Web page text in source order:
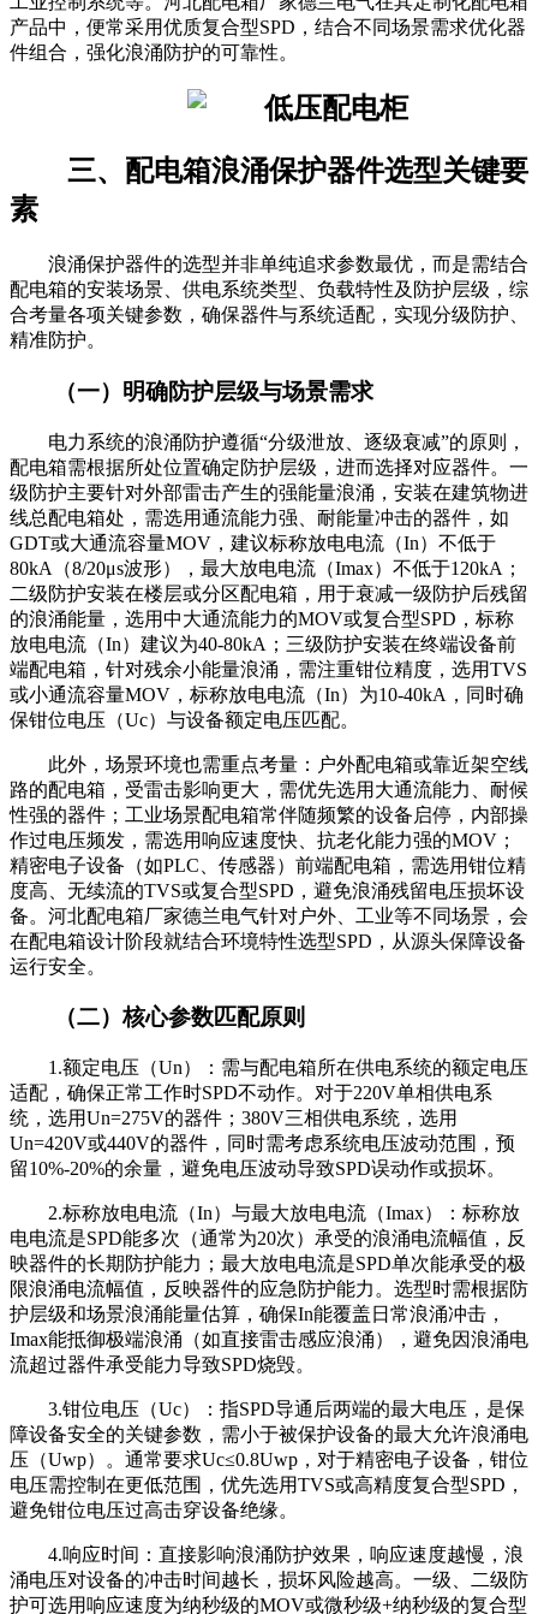
产品中，便常采用优质复合型SPD，结合不同场景需求优化器
件组合，强化浪涌防护的可靠性。
三、配电箱浪涌保护器件选型关键要
素
浪涌保护器件的选型并非单纯追求参数最优，而是需结合
配电箱的安装场景、供电系统类型、负载特性及防护层级，综
合考量各项关键参数，确保器件与系统适配，实现分级防护、
精准防护。
（一）明确防护层级与场景需求
电力系统的浪涌防护遵循“分级泄放、逐级衰减”的原则，
配电箱需根据所处位置确定防护层级，进而选择对应器件。一
级防护主要针对外部雷击产生的强能量浪涌，安装在建筑物进
线总配电箱处，需选用通流能力强、耐能量冲击的器件，如
GDT或大通流容量MOV，建议标称放电电流（In）不低于
80kA（8/20μs波形），最大放电电流（Imax）不低于120kA；
二级防护安装在楼层或分区配电箱，用于衰减一级防护后残留
的浪涌能量，选用中大通流能力的MOV或复合型SPD，标称
放电电流（In）建议为40-80kA；三级防护安装在终端设备前
端配电箱，针对残余小能量浪涌，需注重钳位精度，选用TVS
或小通流容量MOV，标称放电电流（In）为10-40kA，同时确
保钳位电压（Uc）与设备额定电压匹配。
此外，场景环境也需重点考量：户外配电箱或靠近架空线
路的配电箱，受雷击影响更大，需优先选用大通流能力、耐候
性强的器件；工业场景配电箱常伴随频繁的设备启停，内部操
作过电压频发，需选用响应速度快、抗老化能力强的MOV；
精密电子设备（如PLC、传感器）前端配电箱，需选用钳位精
度高、无续流的TVS或复合型SPD，避免浪涌残留电压损坏设
备。河北配电箱厂家德兰电气针对户外、工业等不同场景，会
在配电箱设计阶段就结合环境特性选型SPD，从源头保障设备
运行安全。
（二）核心参数匹配原则
1.额定电压（Un）：需与配电箱所在供电系统的额定电压
适配，确保正常工作时SPD不动作。对于220V单相供电系
统，选用Un=275V的器件；380V三相供电系统，选用
Un=420V或440V的器件，同时需考虑系统电压波动范围，预
留10%-20%的余量，避免电压波动导致SPD误动作或损坏。
2.标称放电电流（In）与最大放电电流（Imax）：标称放
电电流是SPD能多次（通常为20次）承受的浪涌电流幅值，反
映器件的长期防护能力；最大放电电流是SPD单次能承受的极
限浪涌电流幅值，反映器件的应急防护能力。选型时需根据防
护层级和场景浪涌能量估算，确保In能覆盖日常浪涌冲击，
Imax能抵御极端浪涌（如直接雷击感应浪涌），避免因浪涌电
流超过器件承受能力导致SPD烧毁。
3.钳位电压（Uc）：指SPD导通后两端的最大电压，是保
障设备安全的关键参数，需小于被保护设备的最大允许浪涌电
压（Uwp）。通常要求Uc≤0.8Uwp，对于精密电子设备，钳位
电压需控制在更低范围，优先选用TVS或高精度复合型SPD，
避免钳位电压过高击穿设备绝缘。
4.响应时间：直接影响浪涌防护效果，响应速度越慢，浪
涌电压对设备的冲击时间越长，损坏风险越高。一级、二级防
护可选用响应速度为纳秒级的MOV或微秒级+纳秒级的复合型